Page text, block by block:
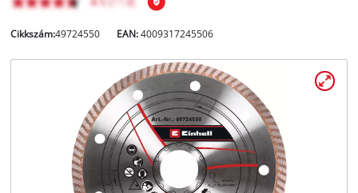
Magyar
English
Cikkszám:49724550 EAN:4009317245506